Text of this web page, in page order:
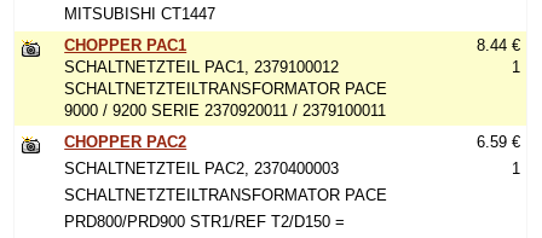
MITSUBISHI CT1447
CHOPPER PAC1
SCHALTNETZTEIL PAC1, 2379100012
SCHALTNETZTEILTRANSFORMATOR PACE
9000 / 9200 SERIE 2370920011 / 2379100011
8.44 €
1
CHOPPER PAC2
SCHALTNETZTEIL PAC2, 2370400003
SCHALTNETZTEILTRANSFORMATOR PACE
PRD800/PRD900 STR1/REF T2/D150 =
6.59 €
1